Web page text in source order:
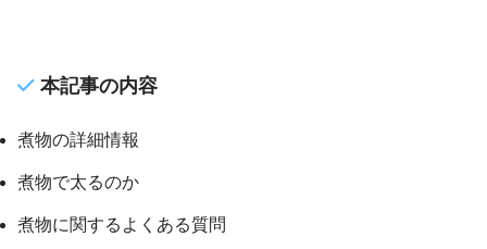
本記事の内容
煮物の詳細情報
煮物で太るのか
煮物に関するよくある質問